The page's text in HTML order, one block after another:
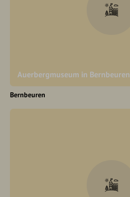
Auerbergmuseum in Bernbeuren
Bernbeuren